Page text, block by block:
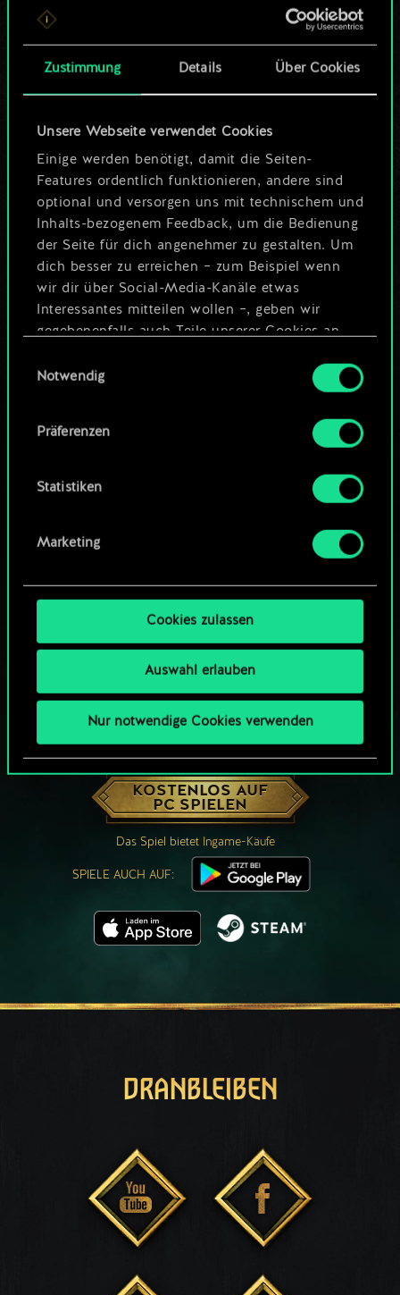
Zustimmung Details Über Cookies
Unsere Webseite verwendet Cookies
Einige werden benötigt, damit die Seiten-
Features ordentlich funktionieren, andere sind
optional und versorgen uns mit technischem und
Inhalts-bezogenem Feedback, um die Bedienung
der Seite für dich angenehmer zu gestalten. Um
dich besser zu erreichen – zum Beispiel wenn
wir dir über Social-Media-Kanäle etwas
Interessantes mitteilen wollen –, geben wir
gegebenenfalls auch Teile unserer Cookies an
Cookies erfordert allerdings deine Zustimmung.
Alle Details zu unserer Nutzung von Cookies
findest du unten im Menü „Einstellungen“, wo
um das Thema Cookies ändern kannst.
Notwendig
Präferenzen
Statistiken
Marketing
Cookies zulassen
Auswahl erlauben
Nur notwendige Cookies verwenden
ein geteilter Satz
Karten.
mehr sein kann!
Deck benennen und Leitfaden
Deck bearbeiten
WIE WÄR’S MIT EINER RUNDE GWENT?
KOSTENLOS AUF
PC SPIELEN
Das Spiel bietet Ingame-Käufe
SPIELE AUCH AUF:
DRANBLEIBEN